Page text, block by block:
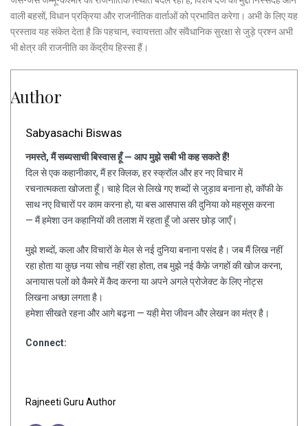
वाली बहसों, विधान प्रक्रिया और राजनीतिक वार्ताओं को प्रभावित करेगा। अभी के लिए यह
प्रस्ताव यह संकेत देता है कि पहचान, स्वायत्तता और संवैधानिक सुरक्षा से जुड़े प्रश्न अभी
भी क्षेत्र की राजनीति का केंद्रीय हिस्सा हैं।
Author
Sabyasachi Biswas
नमस्ते, मैं सब्यसाची बिस्वास हूँ — आप मुझे सबी भी कह सकते हैं!
दिल से एक कहानीकार, मैं हर क्लिक, हर स्क्रॉल और हर नए विचार में
रचनात्मकता खोजता हूँ। चाहे दिल से लिखे गए शब्दों से जुड़ाव बनाना हो, कॉफी के
साथ नए विचारों पर काम करना हो, या बस आसपास की दुनिया को महसूस करना
— मैं हमेशा उन कहानियों की तलाश में रहता हूँ जो असर छोड़ जाएँ।
मुझे शब्दों, कला और विचारों के मेल से नई दुनिया बनाना पसंद है। जब मैं लिख नहीं
रहा होता या कुछ नया सोच नहीं रहा होता, तब मुझे नई कैफ़े जगहों की खोज करना,
अनायास पलों को कैमरे में कैद करना या अपने अगले प्रोजेक्ट के लिए नोट्स
लिखना अच्छा लगता है।
हमेशा सीखते रहना और आगे बढ़ना — यही मेरा जीवन और लेखन का मंत्र है।
Connect:
Rajneeti Guru Author